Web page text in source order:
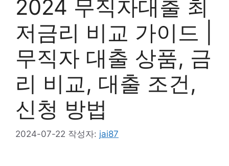
2024 무직자대출 최
저금리 비교 가이드 |
무직자 대출 상품, 금
리 비교, 대출 조건,
신청 방법
2024-07-22 작성자: jai87